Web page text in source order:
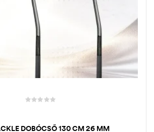
DOBÓCSŐ 130 CM 26 MM